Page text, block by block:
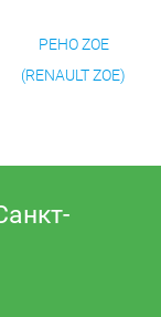
РЕНО ZOE
(RENAULT ZOE)